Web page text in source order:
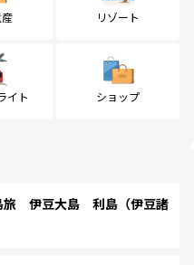
リゾート
イト ショップ
伊豆大島 利島（伊豆諸